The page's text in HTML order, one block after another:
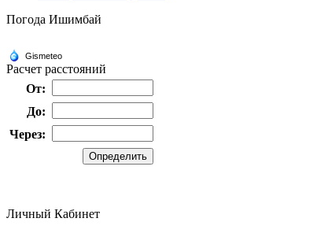
Погода Ишимбай
Расчет расстояний
От:
До:
Через:
Личный Кабинет